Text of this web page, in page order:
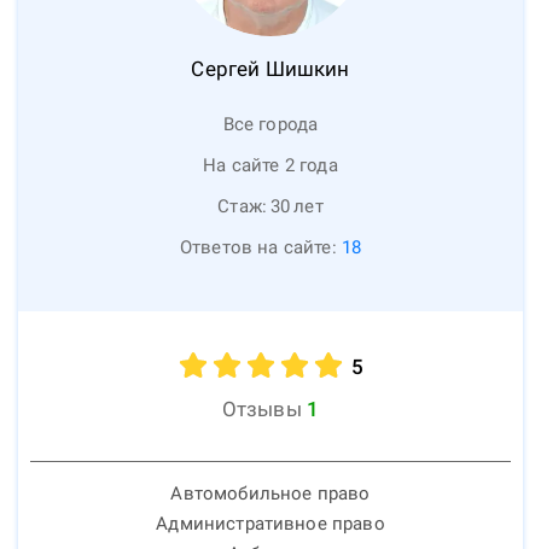
Сергей Шишкин
Все города
На сайте 2 года
Стаж: 30лет
Ответов на сайте: 18
5
Отзывы 1
Автомобильное право
Административное право